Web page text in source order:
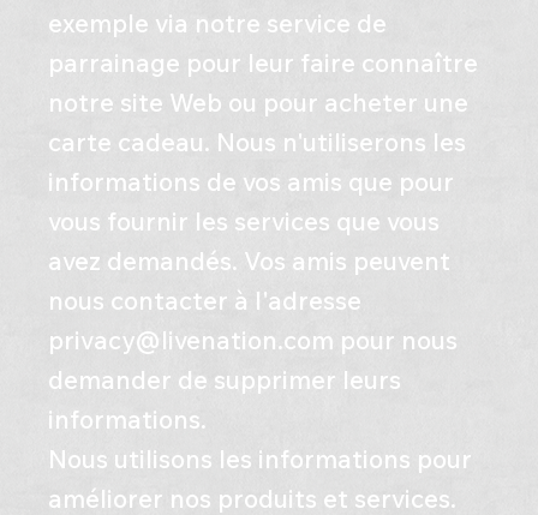
exemple via notre service de
parrainage pour leur faire connaître
notre site Web ou pour acheter une
carte cadeau. Nous n'utiliserons les
informations de vos amis que pour
vous fournir les services que vous
avez demandés. Vos amis peuvent
nous contacter à l'adresse
privacy@livenation.com pour nous
demander de supprimer leurs
informations.
Nous utilisons les informations pour
améliorer nos produits et services.